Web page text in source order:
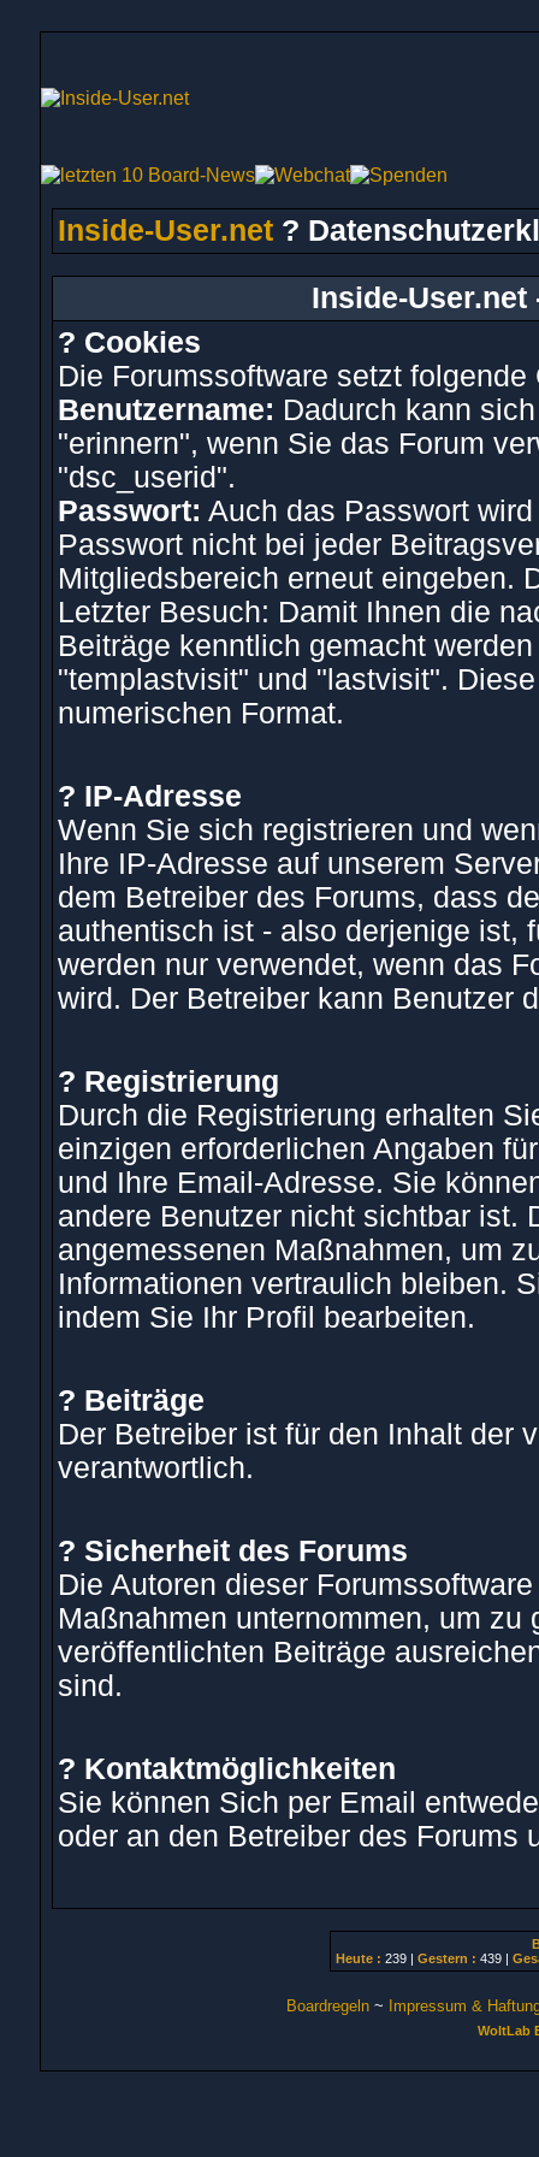
Inside-User.net ?
Inside-
? Cookies
Die Forumssoftware setzt folgende
Benutzername: Dadurch kann
"erinnern", wenn Sie das Forum
"dsc_userid".
Passwort: Auch das Passwort
Passwort nicht bei jeder
Mitgliedsbereich erneut eingeben.
Letzter Besuch: Damit Ihnen die
Beiträge kenntlich gemacht
"templastvisit" und "lastvisit".
numerischen Format.
? IP-Adresse
Wenn Sie sich registrieren und
Ihre IP-Adresse auf unserem
dem Betreiber des Forums, dass
authentisch ist - also derjenige ist,
werden nur verwendet, wenn das
wird. Der Betreiber kann Benutzer
? Registrierung
Durch die Registrierung erhalten
einzigen erforderlichen Angaben
und Ihre Email-Adresse. Sie
andere Benutzer nicht sichtbar ist.
angemessenen Maßnahmen, um
Informationen vertraulich bleiben.
indem Sie Ihr Profil bearbeiten.
? Beiträge
Der Betreiber ist für den Inhalt der
verantwortlich.
? Sicherheit des Forums
Die Autoren dieser
Maßnahmen unternommen, um
veröffentlichten Beiträge
sind.
? Kontaktmöglichkeiten
Sie können Sich per Email
oder an den Betreiber des Forums
Heute : 239 | Gestern : 439 |
Boardregeln ~ Impressum &
WoltLab